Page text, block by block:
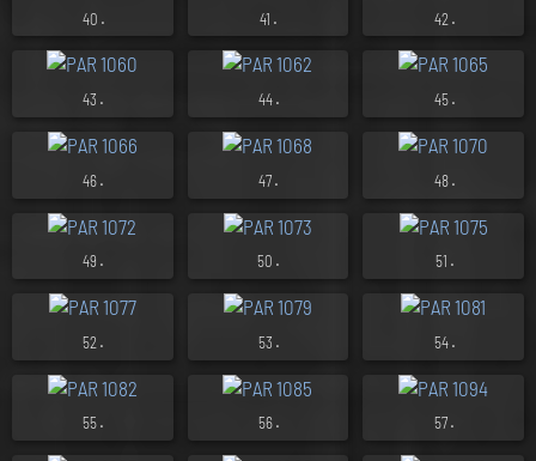
40 . 41 . 42 .
43 . 44. 45 .
46. 47. 48 .
49 . 50 . 51 .
52 . 53 . 54 .
55. 56. 57.